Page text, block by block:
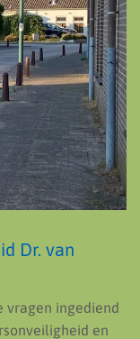
Dr. van
vragen ingediend
en